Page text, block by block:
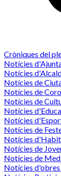
Cròniques del
Notícies
Notícies
Notícies de
Notícies de
Notícies de
Notícies
Notícies
Notícies de
Notícies
Notícies de
Notícies de
Notícies